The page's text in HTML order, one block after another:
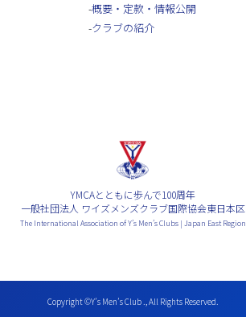
概要・定款・情報公開
クラブの紹介
YMCAとともに歩んで100周年
一般社団法人 ワイズメンズクラブ国際協会東日本区
The International Association of Y’s Men’s Clubs | Japan East Region
Copyright ©Y’s Men’s Club ., All Rights Reserved.